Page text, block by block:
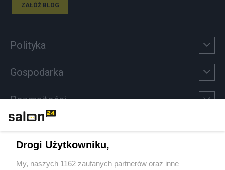
ZAŁÓŻ BLOG
Polityka
Gospodarka
Rozmaitości
Sport
Drogi Użytkowniku,
My, naszych 1162 zaufanych partnerów oraz inne